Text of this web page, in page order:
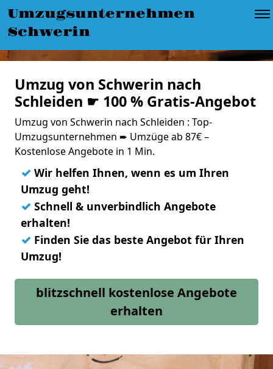
Umzugsunternehmen
Schwerin
Umzug von Schwerin nach
Schleiden ☛ 100 % Gratis-Angebot
Umzug von Schwerin nach Schleiden : Top-
Umzugsunternehmen ➨ Umzüge ab 87€ –
Kostenlose Angebote in 1 Min.
✓ Wir helfen Ihnen, wenn es um Ihren
Umzug geht!
✓ Schnell & unverbindlich Angebote
erhalten!
✓ Finden Sie das beste Angebot für Ihren
Umzug!
blitzschnell kostenlose Angebote
erhalten